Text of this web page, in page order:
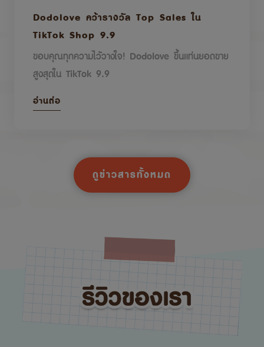
Dodolove คว้ารางวัล Top Sales ใน
TikTok Shop 9.9
ขอบคุณทุกความไว้วางใจ! Dodolove ขึ้นแท่นยอดขาย
สูงสุดใน TikTok 9.9
อ่านต่อ
ดูข่าวสารทั้งหมด